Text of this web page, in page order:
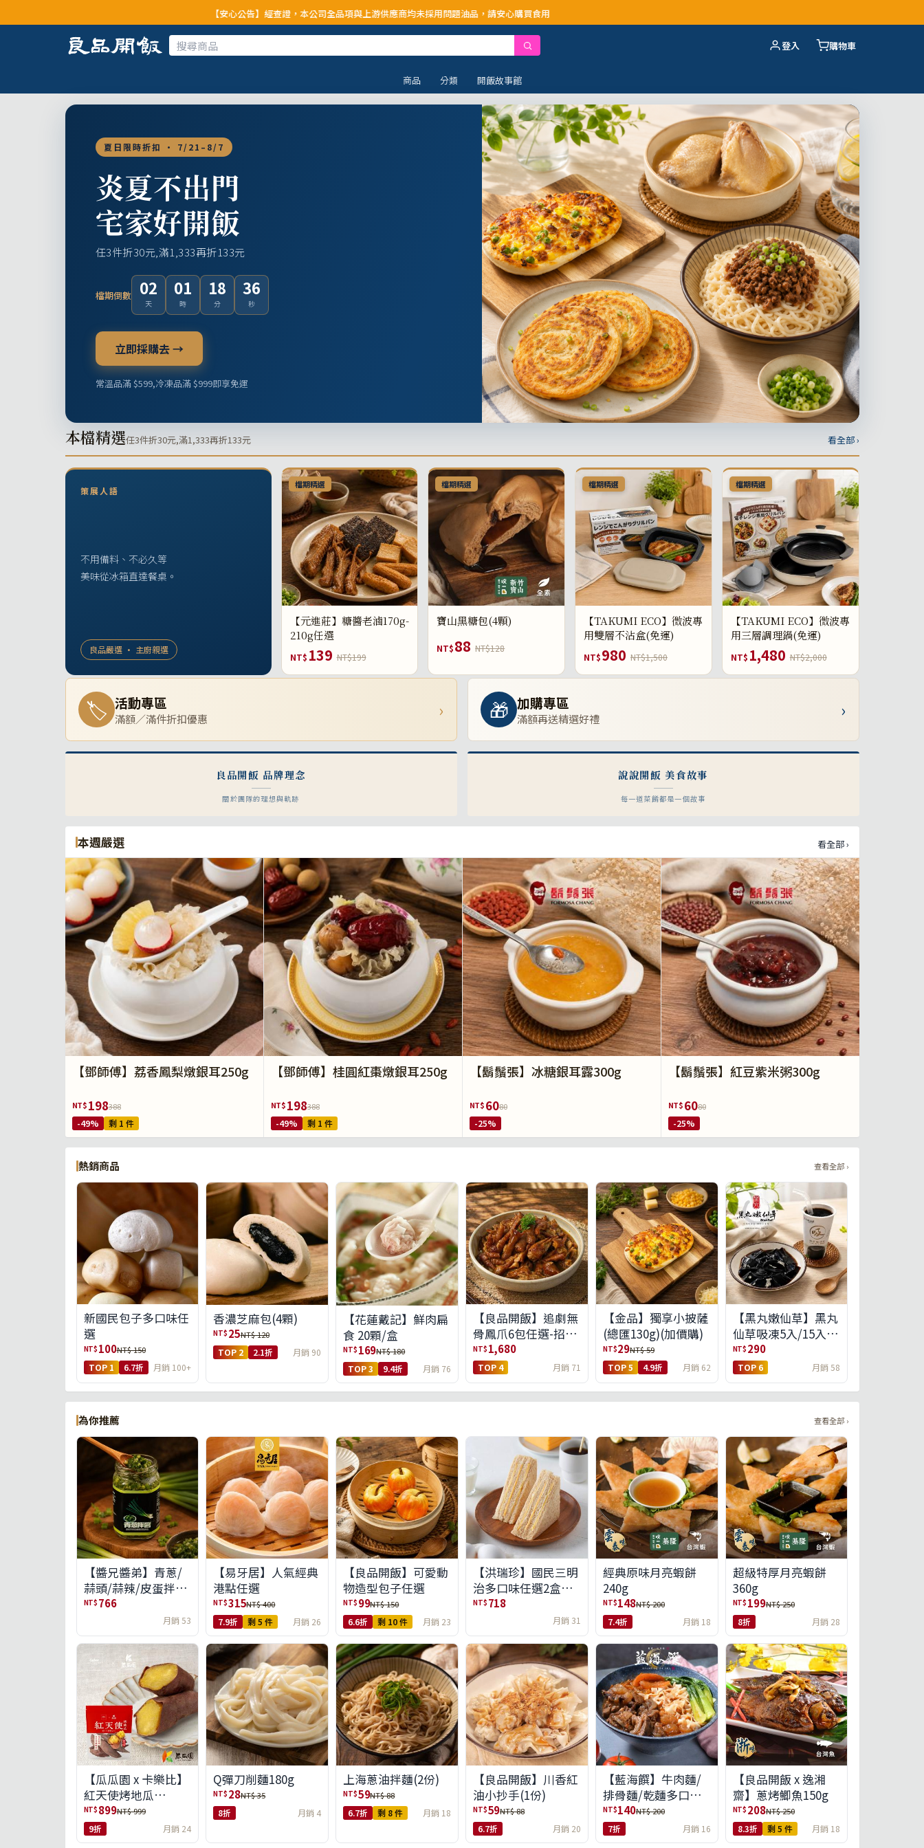
【安心公告】經查證，本公司全品項與上游供應商均未採用問題油品，請安心購買食用
登入 購物車
商品 分類 開飯故事館
夏日限時折扣 · 7/21–8/7
炎夏不出門
宅家好開飯
任3件折30元,滿1,333再折133元
檔期倒數 02
天
01
時
18
分
34
秒
立即採購去 →
常溫品滿 $599,冷凍品滿 $999即享免運
本檔精選任3件折30元,滿1,333再折133元 看全部 ›
策展人語
不用備料、不必久等
美味從冰箱直達餐桌。
良品嚴選 · 主廚親選
檔期精選
【元進莊】糖醬老滷170g-
210g任選
NT$ 139 NT$199
檔期精選
寶山黑糖包(4顆)
NT$88 NT$128
檔期精選
【TAKUMI ECO】微波專
用雙層不沾盒(免運)
NT$980 NT$1,500
檔期精選
【TAKUMI ECO】微波專
用三層調理鍋(免運)
NT$ 1,480 NT$2,000
🏷 活動專區
滿額／滿件折扣優惠 › 🎁 加購專區
滿額再送精選好禮 ›
良品開飯 品牌理念
關於團隊的理想與軌跡
說說開飯 美食故事
每一道菜餚都是一個故事
本週嚴選 看全部 ›
【鄧師傅】荔香鳳梨燉銀耳250g
NT$198388
-49% 剩 1 件
【鄧師傅】桂圓紅棗燉銀耳250g
NT$198388
-49% 剩 1 件
【鬍鬚張】冰糖銀耳露300g
NT$6080
-25%
【鬍鬚張】紅豆紫米粥300g
NT$6080
-25%
熱銷商品 查看全部 ›
新國民包子多口味任
選
NT$ 100NT$ 150
TOP 1 6.7折 月銷 100+
香濃芝麻包(4顆)
NT$ 25NT$ 120
TOP 2 2.1折 月銷 90
【花蓮戴記】鮮肉扁
食 20顆/盒
NT$ 169NT$ 180
TOP 3 9.4折 月銷 76
【良品開飯】追劇無
骨鳳爪6包任選-招牌
原味/濃濃蒜香/過癮
麻辣(免運組)
NT$ 1,680
TOP 4 月銷 71
【金品】獨享小披薩
(總匯130g)(加價購)
NT$29NT$ 59
TOP 5 4.9折 月銷 62
【黑丸嫩仙草】黑丸
仙草吸凍5入/15入
(免運)(預購中8/14出
貨)
NT$ 290
TOP 6 月銷 58
為你推薦 查看全部 ›
【醬兄醬弟】青蔥/
蒜頭/蒜辣/皮蛋拌醬
4件任選(免運組)
NT$ 766
月銷 53
【易牙居】人氣經典
港點任選
NT$315NT$ 400
7.9折 剩 5 件 月銷 26
【良品開飯】可愛動
物造型包子任選
NT$ 99NT$ 150
6.6折 剩 10 件 月銷 23
【洪瑞珍】國民三明
治多口味任選2盒組
(6入/盒)(免運)
NT$ 718
月銷 31
經典原味月亮蝦餅
240g
NT$148NT$ 200
7.4折 月銷 18
超級特厚月亮蝦餅
360g
NT$ 199NT$ 250
8折 月銷 28
【瓜瓜園 x 卡樂比】
紅天使烤地瓜
350g*10包(免運組)
NT$ 899NT$ 999
9折 月銷 24
Q彈刀削麵180g
NT$ 28NT$ 35
8折 月銷 4
上海蔥油拌麵(2份)
NT$59NT$ 88
6.7折 剩 8 件 月銷 18
【良品開飯】川香紅
油小抄手(1份)
NT$59NT$ 88
6.7折 月銷 20
【藍海饌】牛肉麵/
排骨麵/乾麵多口味
任選
NT$140NT$ 200
7折 月銷 16
【良品開飯 x 逸湘
齋】蔥烤鯽魚150g
NT$ 208NT$ 250
8.3折 剩 5 件 月銷 18